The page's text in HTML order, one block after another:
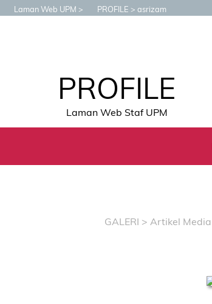
Laman Web UPM PROFILE asrizam
PROFILE
Laman Web Staf UPM
GALERI > Artikel Media